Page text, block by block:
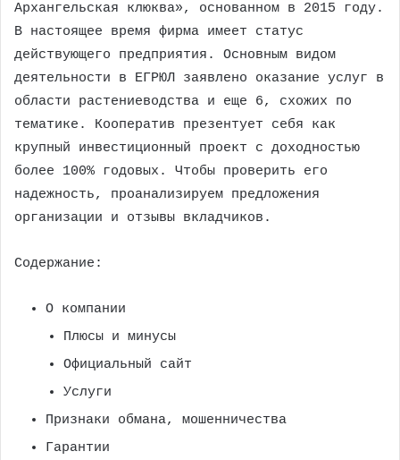
Архангельская клюква», основанном в 2015 году.
В настоящее время фирма имеет статус
действующего предприятия. Основным видом
деятельности в ЕГРЮЛ заявлено оказание услуг в
области растениеводства и еще 6, схожих по
тематике. Кооператив презентует себя как
крупный инвестиционный проект с доходностью
более 100% годовых. Чтобы проверить его
надежность, проанализируем предложения
организации и отзывы вкладчиков.
Содержание:
О компании
Плюсы и минусы
Официальный сайт
Услуги
Признаки обмана, мошенничества
Гарантии